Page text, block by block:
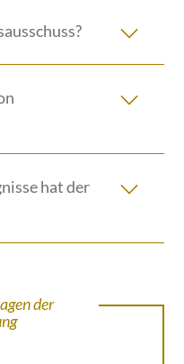
hat der
der